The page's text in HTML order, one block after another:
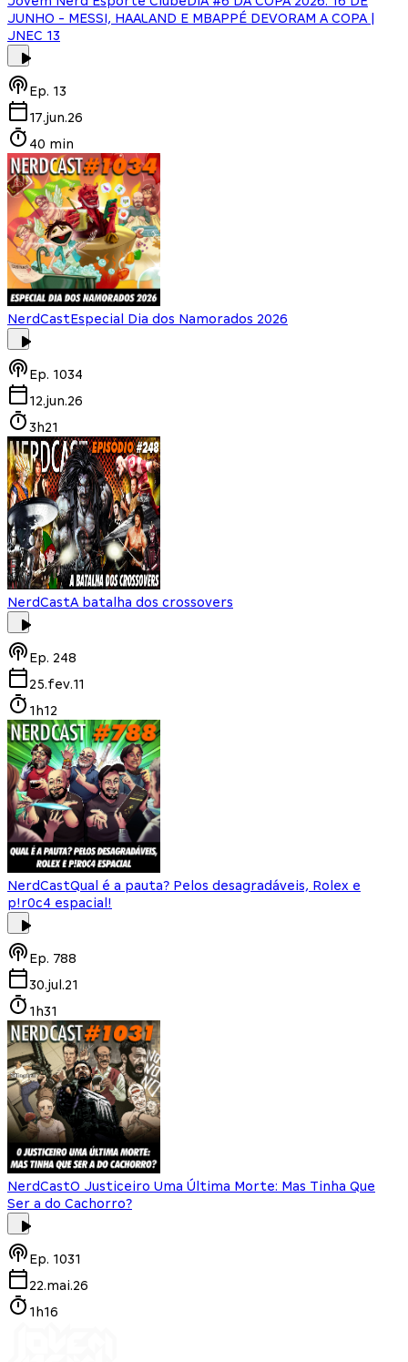
JUNHO - MESSI, HAALAND E MBAPPÉ DEVORAM A COPA |
JNEC 13
Ep. 13
17.jun.26
40 min
NerdCastEspecial Dia dos Namorados 2026
Ep. 1034
12.jun.26
3h21
NerdCastA batalha dos crossovers
Ep. 248
25.fev.11
1h12
NerdCastQual é a pauta? Pelos desagradáveis, Rolex e
p!r0c4 espacial!
Ep. 788
30.jul.21
1h31
NerdCastO Justiceiro Uma Última Morte: Mas Tinha Que
Ser a do Cachorro?
Ep. 1031
22.mai.26
1h16